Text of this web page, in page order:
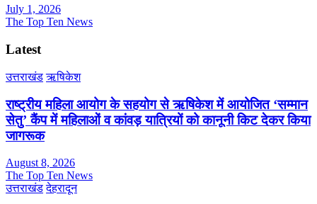
July 1, 2026
The Top Ten News
Latest
उत्तराखंड ऋषिकेश
राष्ट्रीय महिला आयोग के सहयोग से ऋषिकेश में आयोजित ‘सम्मान
सेतु’ कैंप में महिलाओं व कांवड़ यात्रियों को कानूनी किट देकर किया
जागरूक
August 8, 2026
The Top Ten News
उत्तराखंड देहरादून